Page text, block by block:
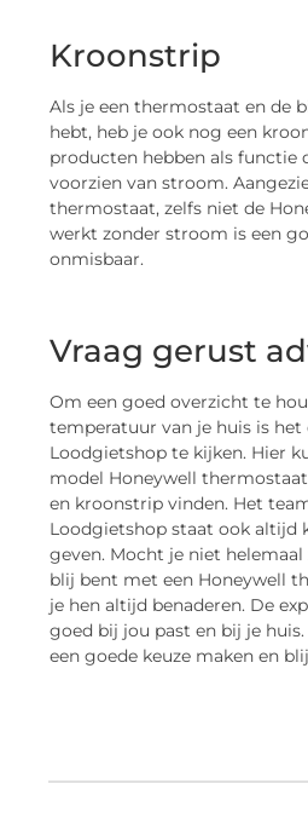
Kroonstrip
Als je een thermostaat en de
hebt, heb je ook nog een
producten hebben als functie
voorzien van stroom.
thermostaat, zelfs niet de
werkt zonder stroom is een
onmisbaar.
Vraag gerust
Om een goed overzicht te
temperatuur van je huis is
Loodgietshop te kijken. Hier
model Honeywell
en kroonstrip vinden. Het
Loodgietshop staat ook altijd
geven. Mocht je niet
blij bent met een Honeywell
je hen altijd benaderen. De
goed bij jou past en bij je
een goede keuze maken en